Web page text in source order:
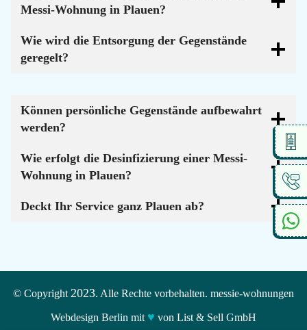
Messi-Wohnung in Plauen?
Wie wird die Entsorgung der Gegenstände
geregelt?
Können persönliche Gegenstände aufbewahrt
werden?
Wie erfolgt die Desinfizierung einer Messi-
Wohnung in Plauen?
Deckt Ihr Service ganz Plauen ab?
© Copyright 2023. Alle Rechte vorbehalten. messie-wohnungen
Webdesign Berlin mit ♥ von List & Sell GmbH